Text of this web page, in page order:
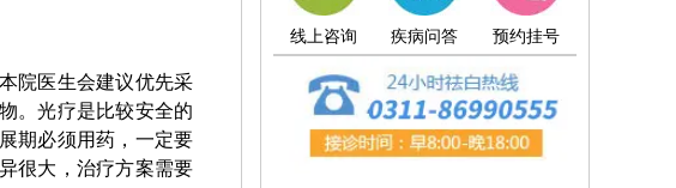
院医生会建议优先采
。光疗是比较安全的
期必须用药，一定要
很大，治疗方案需要
线上咨询 疾病问答 预约挂号